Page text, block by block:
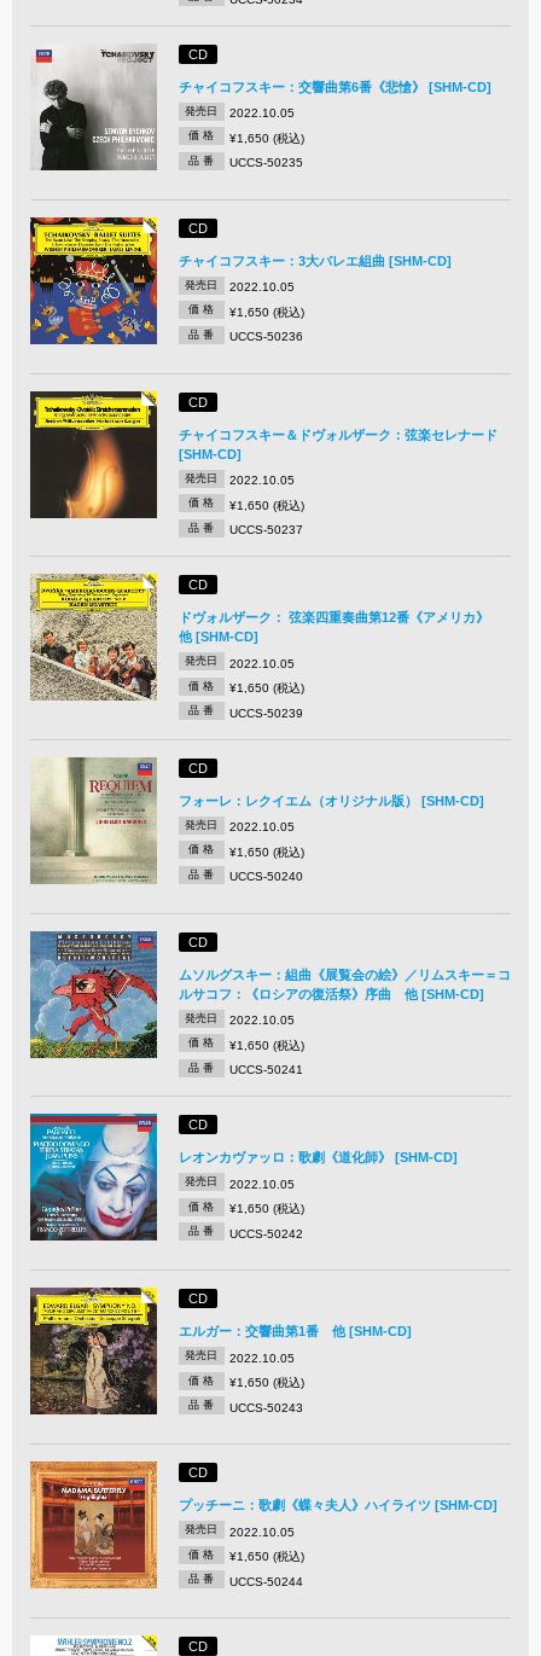
CD
チャイコフスキー：交響曲第6番《悲愴》 [SHM-CD]
発売日 2022.10.05
価 格 ¥1,650 (税込)
品 番 UCCS-50235
CD
チャイコフスキー：3大バレエ組曲 [SHM-CD]
発売日 2022.10.05
価 格 ¥1,650 (税込)
品 番 UCCS-50236
CD
チャイコフスキー＆ドヴォルザーク：弦楽セレナード
[SHM-CD]
発売日 2022.10.05
価 格 ¥1,650 (税込)
品 番 UCCS-50237
CD
ドヴォルザーク： 弦楽四重奏曲第12番《アメリカ》
他 [SHM-CD]
発売日 2022.10.05
価 格 ¥1,650 (税込)
品 番 UCCS-50239
CD
フォーレ：レクイエム（オリジナル版） [SHM-CD]
発売日 2022.10.05
価 格 ¥1,650 (税込)
品 番 UCCS-50240
CD
ムソルグスキー：組曲《展覧会の絵》／リムスキー＝コ
ルサコフ：《ロシアの復活祭》序曲 他 [SHM-CD]
発売日 2022.10.05
価 格 ¥1,650 (税込)
品 番 UCCS-50241
CD
レオンカヴァッロ：歌劇《道化師》 [SHM-CD]
発売日 2022.10.05
価 格 ¥1,650 (税込)
品 番 UCCS-50242
CD
エルガー：交響曲第1番 他 [SHM-CD]
発売日 2022.10.05
価 格 ¥1,650 (税込)
品 番 UCCS-50243
CD
プッチーニ：歌劇《蝶々夫人》ハイライツ [SHM-CD]
発売日 2022.10.05
価 格 ¥1,650 (税込)
品 番 UCCS-50244
CD